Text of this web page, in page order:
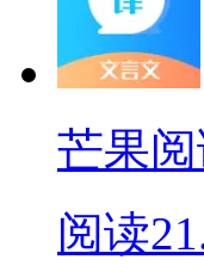
芒果
阅读